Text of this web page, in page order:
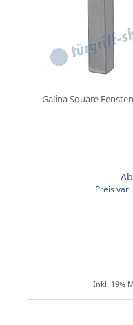
Galina Square
Preis
Inkl. 19%